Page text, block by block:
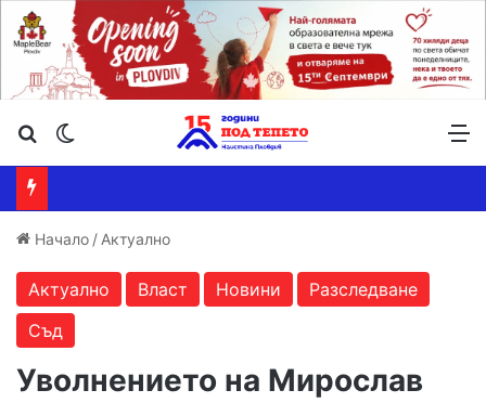
Търсене ...
Начало / Актуално
Актуално Власт Новини
Разследване
Съд
Уволнението на Мирослав